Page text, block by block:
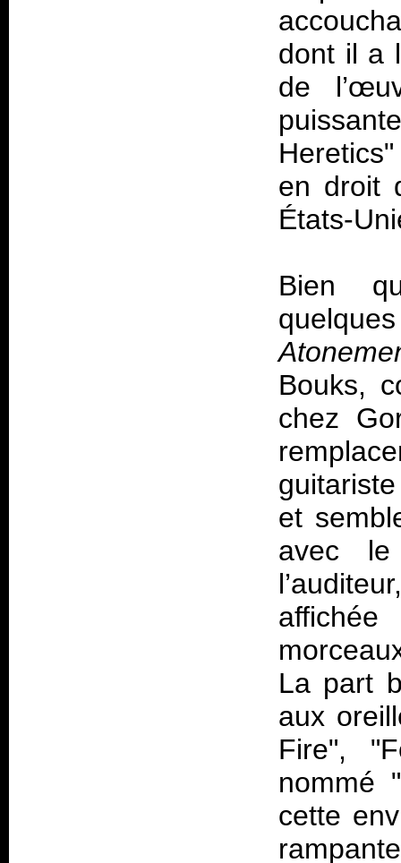
dont il a
de
en droit
États-
Bien
Bouks,
chez
et
avec
La part
aux
Fire",
nommé
cette